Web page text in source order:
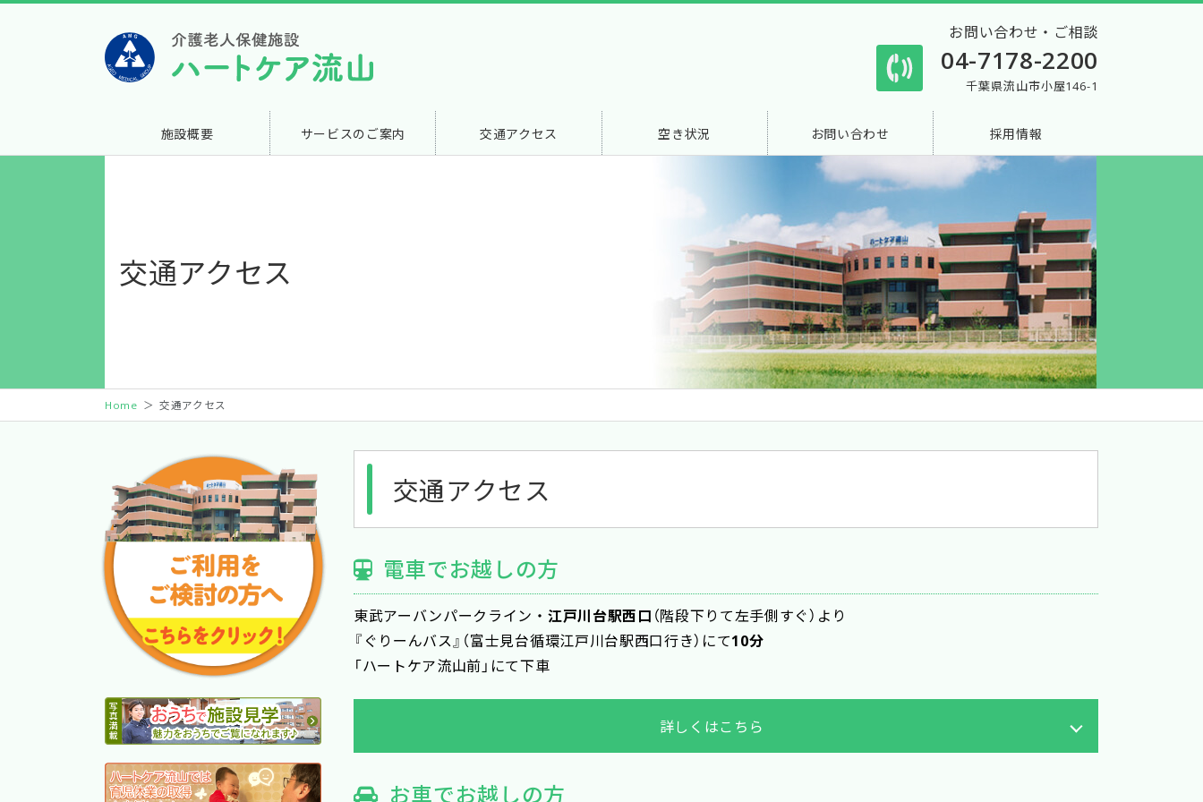
お問い合わせ・ご相談
04-7178-2200
千葉県流山市小屋146-1
施設概要 サービスのご案内 交通アクセス 空き状況 お問い合わせ 採用情報
交通アクセス
Home 交通アクセス
交通アクセス
電車でお越しの方
東武アーバンパークライン・ 江戸川台駅西口 （階段下りて左手側すぐ）より
『ぐりーんバス』（富士見台循環江戸川台駅西口行き）にて10分
「ハートケア流山前」にて下車
詳しくはこちら
① 東武アーバンパークライン・江戸川台駅下車
お車でお越しの方